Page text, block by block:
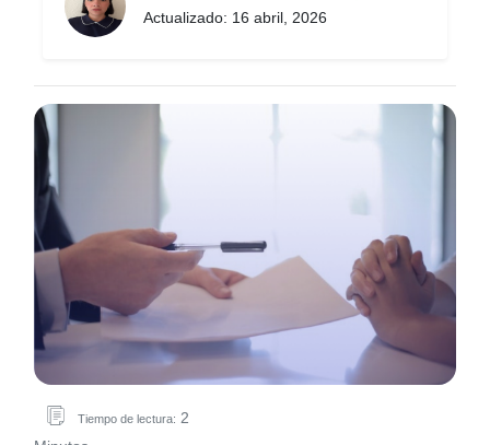
Actualizado: 16 abril, 2026
Tiempo de lectura: 2